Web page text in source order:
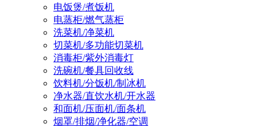
电饭煲/煮饭机
电蒸柜/燃气蒸柜
洗菜机/净菜机
切菜机/多功能切菜机
消毒柜/紫外消毒灯
洗碗机/餐具回收线
饮料机/分饭机/制冰机
净水器/直饮水机/开水器
和面机/压面机/面条机
烟罩/排烟/净化器/空调